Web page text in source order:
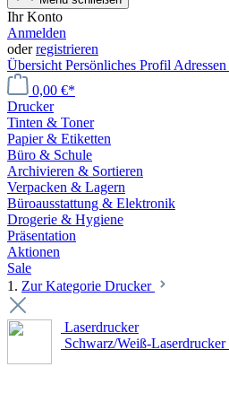
Ihr Konto
Anmelden
oderregistrieren
Übersicht Persönliches Profil Adressen
0,00 €*
Drucker
Tinten & Toner
Papier & Etiketten
Büro & Schule
Archivieren & Sortieren
Verpacken & Lagern
Büroausstattung & Elektronik
Drogerie & Hygiene
Präsentation
Aktionen
Sale
1. Zur Kategorie Drucker
Laserdrucker
Schwarz/Weiß-Laserdrucker